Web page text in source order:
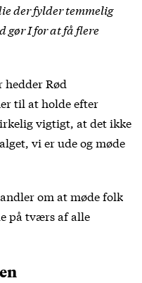
der fylder temmelig
gør I for at få flere
hedder Rød
til at holde efter
vigtigt, at det ikke
vi er ude og møde
om at møde folk
på tværs af alle